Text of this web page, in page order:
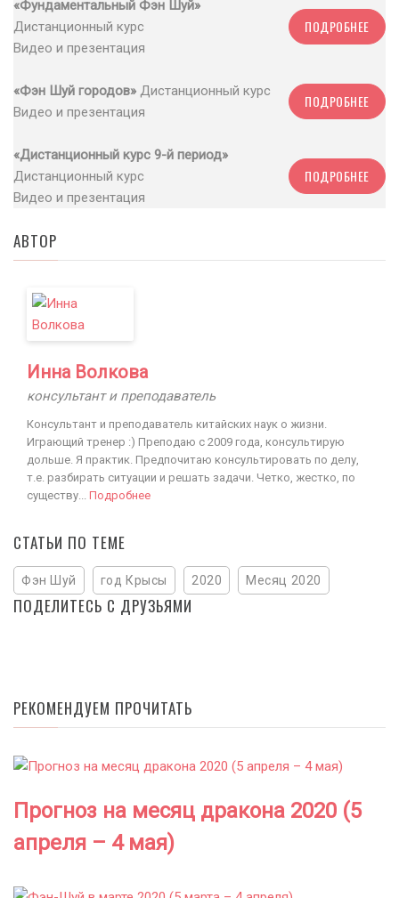
«Фундаментальный Фэн Шуй»
Дистанционный курс
Видео и презентация
ПОДРОБНЕЕ
«Фэн Шуй городов» Дистанционный курс
Видео и презентация
ПОДРОБНЕЕ
«Дистанционный курс 9-й период»
Дистанционный курс
Видео и презентация
ПОДРОБНЕЕ
АВТОР
Инна Волкова
консультант и преподаватель
Консультант и преподаватель китайских наук о жизни.
Играющий тренер :) Преподаю с 2009 года, консультирую
дольше. Я практик. Предпочитаю консультировать по делу,
т.е. разбирать ситуации и решать задачи. Четко, жестко, по
существу... Подробнее
СТАТЬИ ПО ТЕМЕ
Фэн Шуй год Крысы 2020 Месяц 2020
ПОДЕЛИТЕСЬ С ДРУЗЬЯМИ
РЕКОМЕНДУЕМ ПРОЧИТАТЬ
Прогноз на месяц дракона 2020 (5
апреля – 4 мая)